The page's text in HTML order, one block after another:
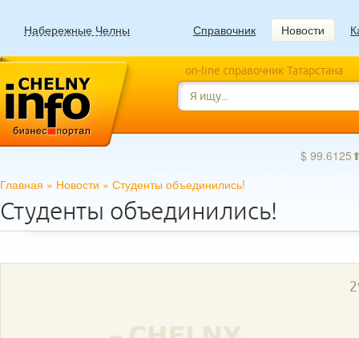
Набережные Челны Справочник Новости
on-line справочник Татарстана
$
Главная » Новости » Студенты объединились!
Студенты объединились!